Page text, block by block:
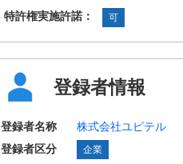
特許権実施許諾： 可
登録者情報
登録者名称
株式会社ユピテル
登録者区分
企業